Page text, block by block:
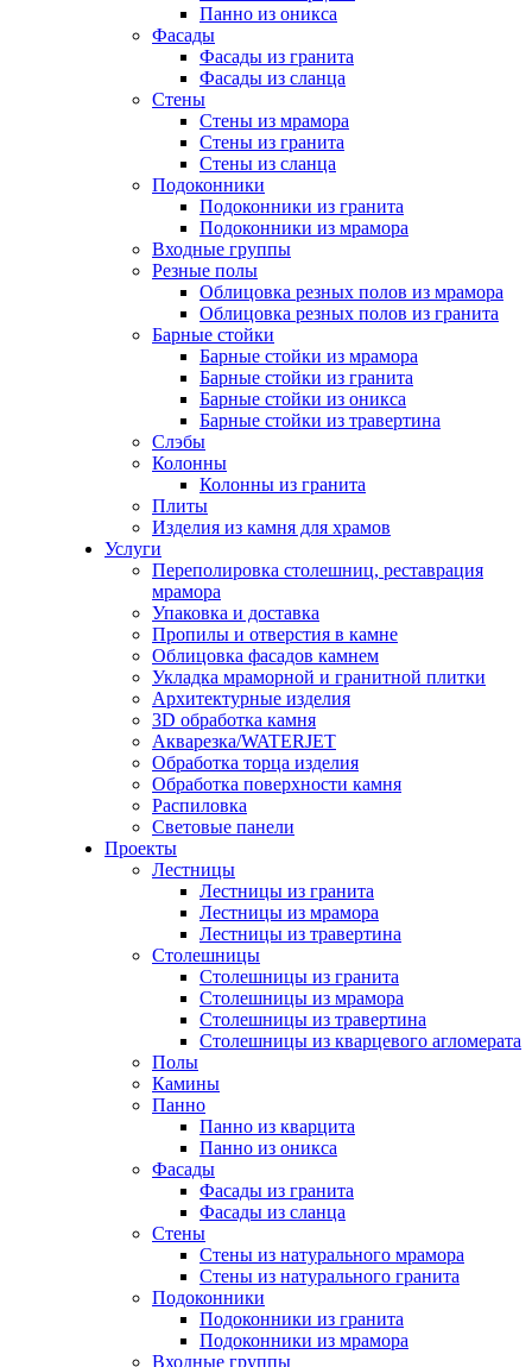
Панно из оникса
Фасады
Фасады из гранита
Фасады из сланца
Стены
Стены из мрамора
Стены из гранита
Стены из сланца
Подоконники
Подоконники из гранита
Подоконники из мрамора
Входные группы
Резные полы
Облицовка резных полов из мрамора
Облицовка резных полов из гранита
Барные стойки
Барные стойки из мрамора
Барные стойки из гранита
Барные стойки из оникса
Барные стойки из травертина
Слэбы
Колонны
Колонны из гранита
Плиты
Изделия из камня для храмов
Услуги
Переполировка столешниц, реставрация
мрамора
Упаковка и доставка
Пропилы и отверстия в камне
Облицовка фасадов камнем
Укладка мраморной и гранитной плитки
Архитектурные изделия
3D обработка камня
Акварезка/WATERJET
Обработка торца изделия
Обработка поверхности камня
Распиловка
Световые панели
Проекты
Лестницы
Лестницы из гранита
Лестницы из мрамора
Лестницы из травертина
Столешницы
Столешницы из гранита
Столешницы из мрамора
Столешницы из травертина
Столешницы из кварцевого агломерата
Полы
Камины
Панно
Панно из кварцита
Панно из оникса
Фасады
Фасады из гранита
Фасады из сланца
Стены
Стены из натурального мрамора
Стены из натурального гранита
Подоконники
Подоконники из гранита
Подоконники из мрамора
Входные группы